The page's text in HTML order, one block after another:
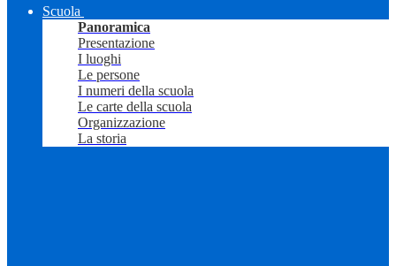
Scuola
Panoramica
Presentazione
I luoghi
Le persone
I numeri della scuola
Le carte della scuola
Organizzazione
La storia